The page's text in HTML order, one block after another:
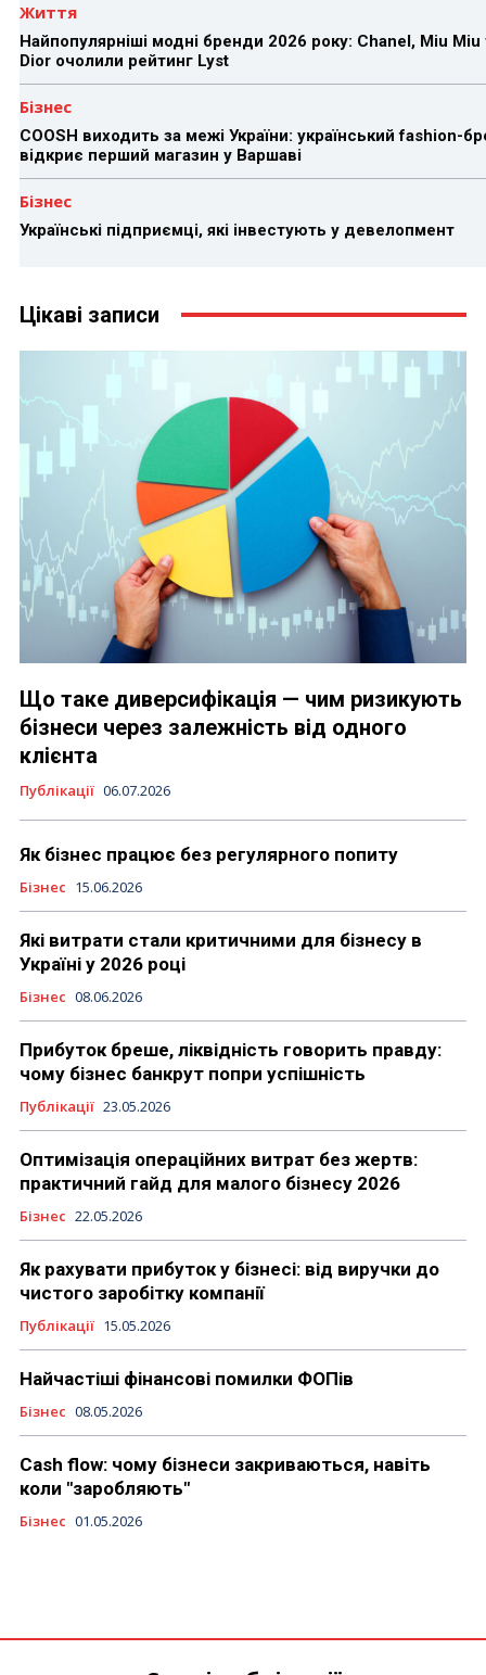
Життя
Найпопулярніші модні бренди 2026 року: Chanel, Miu Miu
Dior очолили рейтинг Lyst
Бізнес
COOSH виходить за межі України: український fashion-
відкриє перший магазин у Варшаві
Бізнес
Українські підприємці, які інвестують у девелопмент
Цікаві записи
Що таке диверсифікація — чим ризикують
бізнеси через залежність від одного
клієнта
Публікації 06.07.2026
Як бізнес працює без регулярного попиту
Бізнес 15.06.2026
Які витрати стали критичними для бізнесу в
Україні у 2026 році
Бізнес 08.06.2026
Прибуток бреше, ліквідність говорить правду:
чому бізнес банкрут попри успішність
Публікації 23.05.2026
Оптимізація операційних витрат без жертв:
практичний гайд для малого бізнесу 2026
Бізнес 22.05.2026
Як рахувати прибуток у бізнесі: від виручки до
чистого заробітку компанії
Публікації 15.05.2026
Найчастіші фінансові помилки ФОПів
Бізнес 08.05.2026
Cash flow: чому бізнеси закриваються, навіть
коли "заробляють"
Бізнес 01.05.2026